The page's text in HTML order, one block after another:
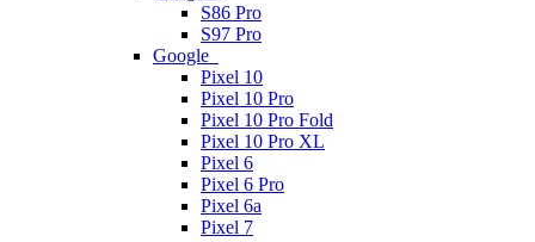
S86 Pro
S97 Pro
Google
Pixel 10
Pixel 10 Pro
Pixel 10 Pro Fold
Pixel 10 Pro XL
Pixel 6
Pixel 6 Pro
Pixel 6a
Pixel 7